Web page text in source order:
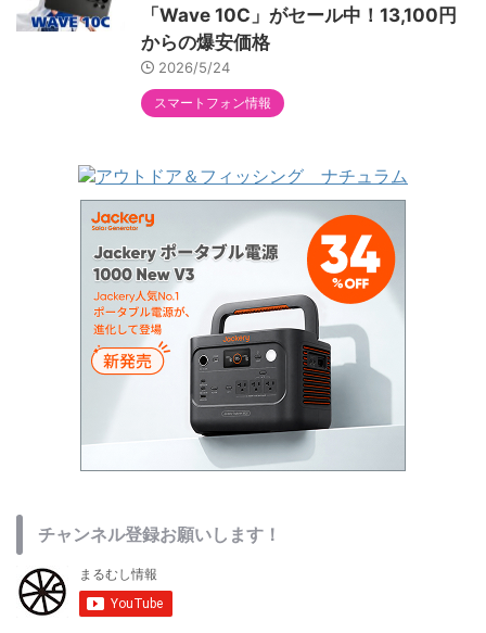
「Wave 10C」がセール中！13,100円
からの爆安価格
2026/5/24
スマートフォン情報
チャンネル登録お願いします！